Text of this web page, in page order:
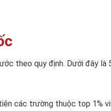
theo quy định. Dưới đây
các trường thuộc top 1%